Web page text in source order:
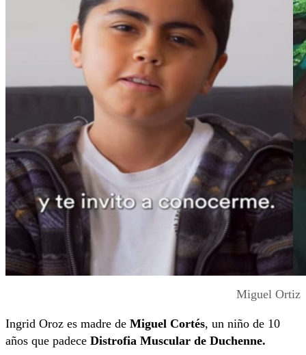
Miguel Ortiz
Ingrid Oroz es madre de Miguel Cortés, un niño de 10
años que padece Distrofia Muscular de Duchenne.